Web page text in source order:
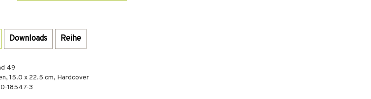
Downloads Reihe
49
15.0 x 22.5 cm, Hardcover
18547-3